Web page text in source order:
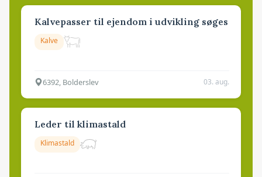
Kalvepasser til ejendom i udvikling søges
Kalve
6392, Bolderslev 03. aug.
Leder til klimastald
Klimastald